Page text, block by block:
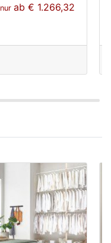
nurab€ 1.266,32